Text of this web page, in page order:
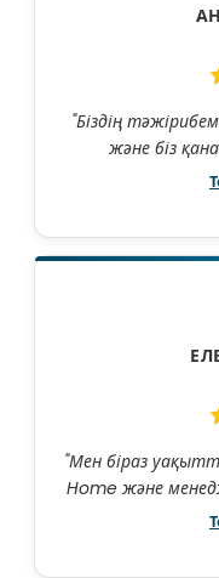
"Біздің
және біз
"Мен біраз
Home және